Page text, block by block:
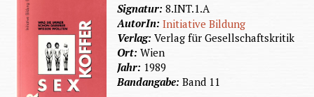
Signatur:8.INT.1.A
AutorIn:Initiative Bildung
Verlag:Verlag für Gesellschaftskritik
Ort:Wien
Jahr: 1989
Bandangabe:Band 11